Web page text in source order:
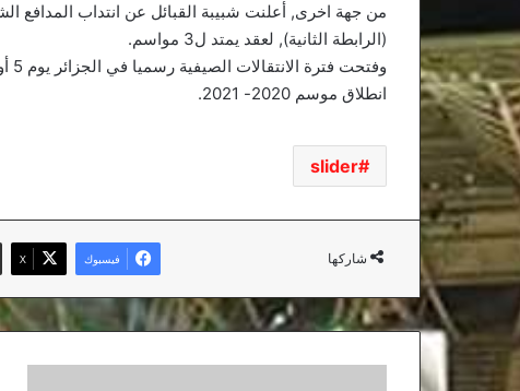
(الرابطة الثانية), لعقد يمتد ل3 مواسم.
انطلاق موسم 2020- 2021.
slider
شاركها فيسبوك ‫X